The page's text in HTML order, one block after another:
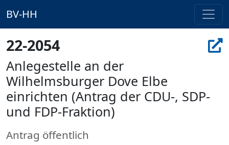
BV-HH
22-2054
Anlegestelle an der
Wilhelmsburger Dove Elbe
einrichten (Antrag der CDU-, SDP-
und FDP-Fraktion)
Antrag öffentlich